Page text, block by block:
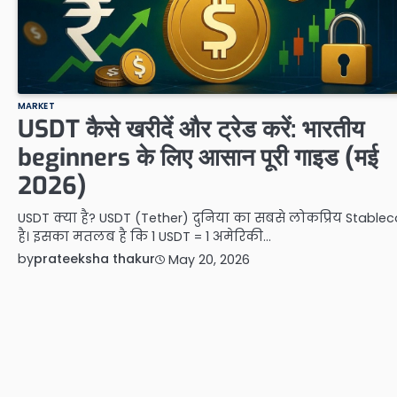
MARKET
USDT कैसे खरीदें और ट्रेड करें: भारतीय
beginners के लिए आसान पूरी गाइड (मई
2026)
USDT क्या है? USDT (Tether) दुनिया का सबसे लोकप्रिय
है। इसका मतलब है कि 1 USDT = 1 अमेरिकी…
byprateeksha thakur May 20, 2026